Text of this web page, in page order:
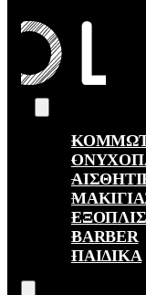
BARBER
ΠΑΙΔΙΚΑ